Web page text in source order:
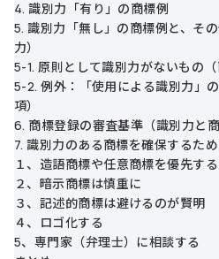
4. 識別力「有り」の商標例
5. 識別力「無し」の商標例と、そ
力）
5-1. 原則として識別力がないもの（
5-2. 例外：「使用による識別力」
項）
6. 商標登録の審査基準（識別力と商
7. 識別力のある商標を確保するた
１、造語商標や任意商標を優先する
２、暗示商標は慎重に
３、記述的商標は避けるのが賢明
４、ロゴ化する
5、専門家（弁理士）に相談する